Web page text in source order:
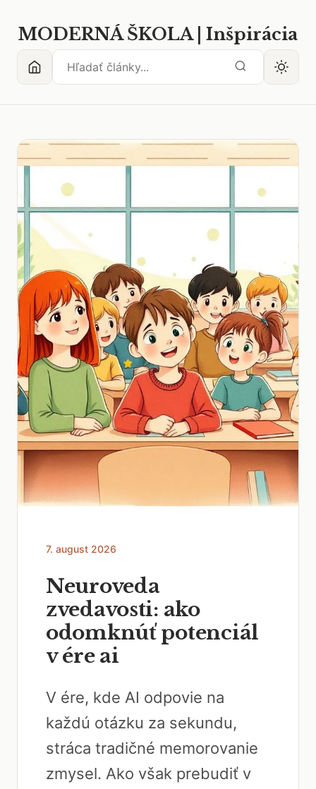
MODERNÁ ŠKOLA | Inšpirácia
7. august 2026
Neuroveda
zvedavosti: ako
odomknúť potenciál
v ére ai
V ére, kde AI odpovie na
každú otázku za sekundu,
stráca tradičné memorovanie
zmysel. Ako však prebudiť v